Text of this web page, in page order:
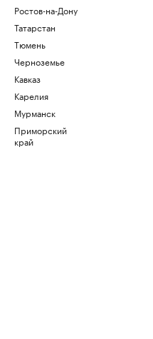
Ростов-на-Дону
Татарстан
Тюмень
Черноземье
Кавказ
Карелия
Мурманск
Приморский
край